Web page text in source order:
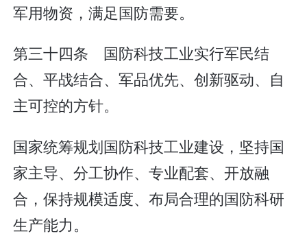
军用物资，满足国防需要。
第三十四条 国防科技工业实行军民结
合、平战结合、军品优先、创新驱动、自
主可控的方针。
国家统筹规划国防科技工业建设，坚持国
家主导、分工协作、专业配套、开放融
合，保持规模适度、布局合理的国防科研
生产能力。